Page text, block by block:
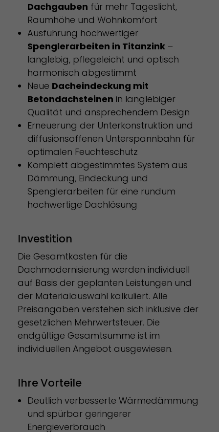
Dachgauben für mehr Tageslicht,
Raumhöhe und Wohnkomfort
Ausführung hochwertiger
Spenglerarbeiten in Titanzink–
langlebig, pflegeleicht und optisch
harmonisch abgestimmt
Neue Dacheindeckung mit
Betondachsteinen in langlebiger
Qualität und ansprechendem Design
Erneuerung der Unterkonstruktion und
diffusionsoffenen Unterspannbahn für
optimalen Feuchteschutz
Komplett abgestimmtes System aus
Dämmung, Eindeckung und
Spenglerarbeiten für eine rundum
hochwertige Dachlösung
Investition
Die Gesamtkosten für die
Dachmodernisierung werden individuell
auf Basis der geplanten Leistungen und
der Materialauswahl kalkuliert. Alle
Preisangaben verstehen sich inklusive der
gesetzlichen Mehrwertsteuer. Die
endgültige Gesamtsumme ist im
individuellen Angebot ausgewiesen.
Ihre Vorteile
Deutlich verbesserte Wärmedämmung
und spürbar geringerer
Energieverbrauch